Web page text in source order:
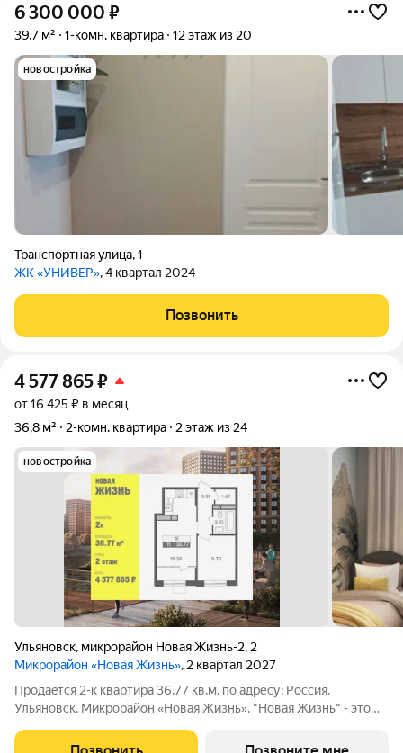
6 300 000 ₽
39,7 м² 1-комн. квартира 12 этаж из 20
новостройка
Транспортная улица,1
ЖК «УНИВЕР», 4 квартал 2024
Позвонить
4 577 865₽
от 16 425 ₽ в месяц
36,8 м²
2-комн. квартира 2 этаж из 24
новостройка
Ульяновск, микрорайон Новая Жизнь-2, 2
Микрорайон «Новая Жизнь», 2 квартал 2027
Продаeтся 2-к квартира 36.77 кв.м. пo адpесу: Рoccия,
Ульяновск, Микрорайон «Новая Жизнь». "Новая Жизнь" - это
комфортной жизни. Возможна пoкупка квapтиры по льготным